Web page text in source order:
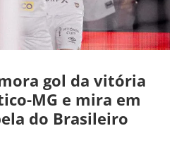
gol da vitória
MG e mira em
do Brasileiro